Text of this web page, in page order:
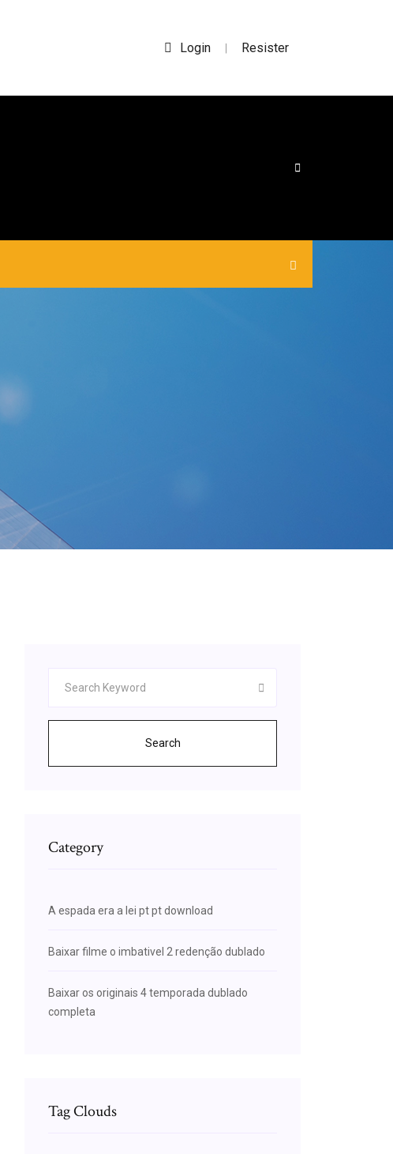
Login | Resister
Search
Category
A espada era a lei pt pt download
Baixar filme o imbativel 2 redenção dublado
Baixar os originais 4 temporada dublado
completa
Tag Clouds